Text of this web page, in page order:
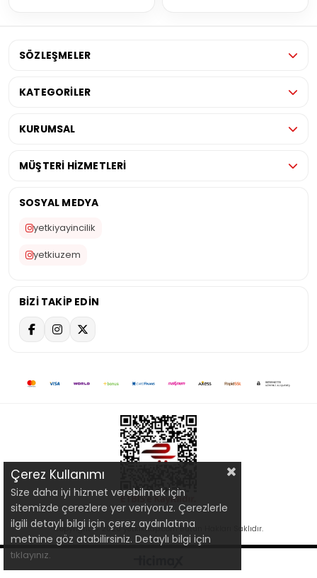
SÖZLEŞMELER
KATEGORİLER
KURUMSAL
MÜŞTERİ HİZMETLERİ
SOSYAL MEDYA
yetkiyayincilik
yetkiuzem
BİZİ TAKİP EDİN
Copyright © 2020 yetkikitap.com Bütün Hakları Saklıdır.
Çerez Kullanımı
Size daha iyi hizmet verebilmek için
sitemizde çerezlere yer veriyoruz. Çerezlerle
ilgili detaylı bilgi için çerez aydınlatma
metnine göz atabilirsiniz. Detaylı bilgi için
tıklayınız.